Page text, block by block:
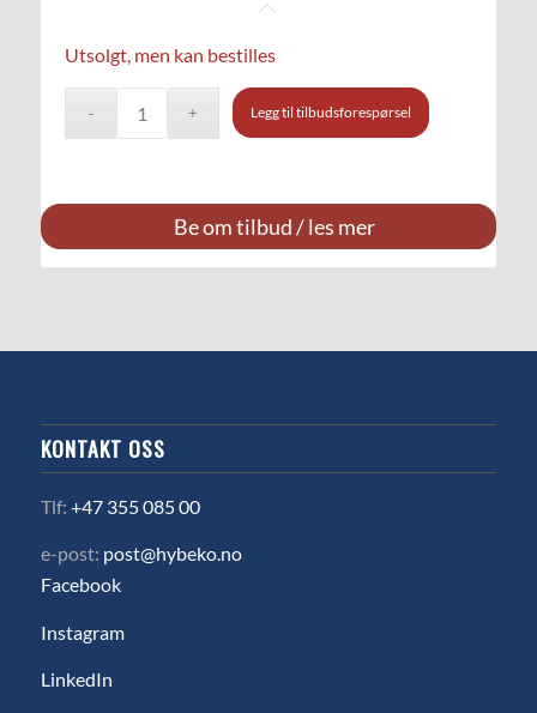
Utsolgt, men kan bestilles
Legg til tilbudsforespørsel
Be om tilbud / les mer
KONTAKT OSS
Tlf: +47 355 085 00
e-post: post@hybeko.no
Facebook
Instagram
LinkedIn